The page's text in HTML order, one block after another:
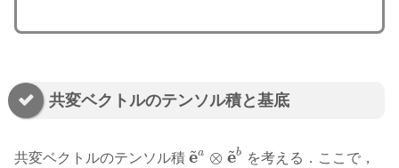
共変ベクトルのテンソル積と基底
共変ベクトルのテンソル積 e
~a ⊗ e
~b
e~ a⊗e~b を考える．ここで，